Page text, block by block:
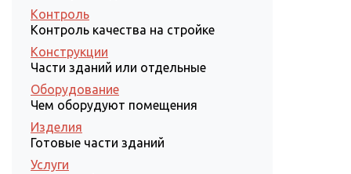
Контроль
Контроль качества на стройке
Конструкции
Части зданий или отдельные
Оборудование
Чем оборудуют помещения
Изделия
Готовые части зданий
Услуги